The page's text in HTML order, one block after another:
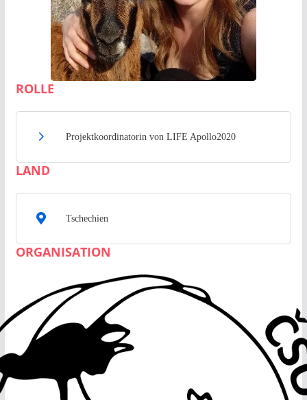
Tereza Macečková
ROLLE
Projektkoordinatorin von LIFE Apollo2020
LAND
Tschechien
ORGANISATION